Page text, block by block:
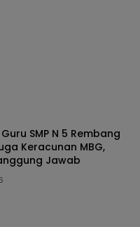
SMP N 5 Rembang
Keracunan MBG,
Jawab